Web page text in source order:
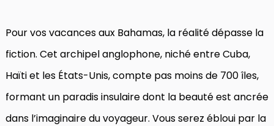
Pour vos vacances aux Bahamas, la réalité dépasse la
fiction. Cet archipel anglophone, niché entre Cuba,
Haïti et les États-Unis, compte pas moins de 700 îles,
formant un paradis insulaire dont la beauté est ancrée
dans l’imaginaire du voyageur. Vous serez ébloui par la